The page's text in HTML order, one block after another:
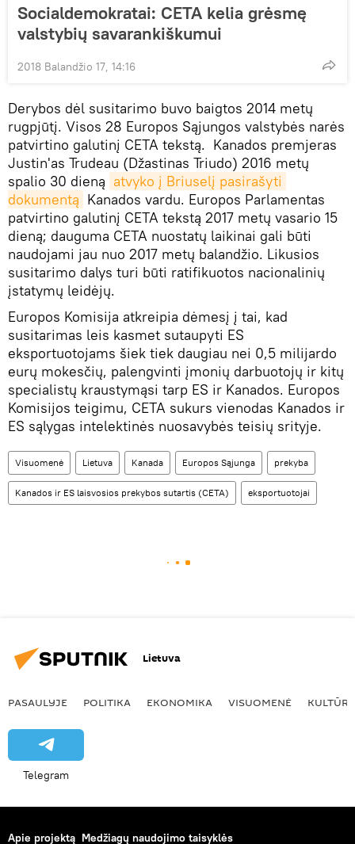
Socialdemokratai: CETA kelia grėsmę
valstybių savarankiškumui
2018 Balandžio 17, 14:16
Derybos dėl susitarimo buvo baigtos 2014 metų
rugpjūtį. Visos 28 Europos Sąjungos valstybės narės
patvirtino galutinį CETA tekstą. Kanados premjeras
Justin'as Trudeau (Džastinas Triudo) 2016 metų
spalio 30 dieną atvyko į Briuselį pasirašyti
dokumentą Kanados vardu. Europos Parlamentas
patvirtino galutinį CETA tekstą 2017 metų vasario 15
dieną; dauguma CETA nuostatų laikinai gali būti
naudojami jau nuo 2017 metų balandžio. Likusios
susitarimo dalys turi būti ratifikuotos nacionalinių
įstatymų leidėjų.
Europos Komisija atkreipia dėmesį į tai, kad
susitarimas leis kasmet sutaupyti ES
eksportuotojams šiek tiek daugiau nei 0,5 milijardo
eurų mokesčių, palengvinti įmonių darbuotojų ir kitų
specialistų kraustymąsi tarp ES ir Kanados. Europos
Komisijos teigimu, CETA sukurs vienodas Kanados ir
ES sąlygas intelektinės nuosavybės teisių srityje.
Visuomenė Lietuva Kanada Europos Sąjunga prekyba
Kanados ir ES laisvosios prekybos sutartis (CETA) eksportuotojai
Lietuva
PASAULYJE POLITIKA EKONOMIKA VISUOMENĖ KULTŪRA
Telegram
Apie projektą Medžiagų naudojimo taisyklės